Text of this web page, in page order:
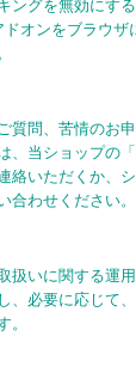
ングを無効にす
オンをブラウザ
質問、苦情のお
、当ショップの
絡いただくか、
合わせください。
扱いに関する運
、必要に応じて
。